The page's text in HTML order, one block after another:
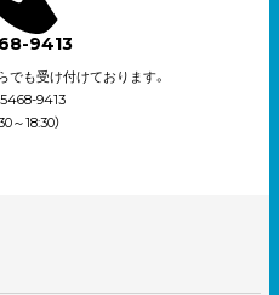
9413
でも受け付けております。
5468-9413
～18:30）